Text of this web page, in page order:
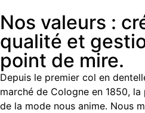
Nos valeurs :
qualité et
point de mire.
Depuis le premier col en
marché de Cologne en 1850, la
de la mode nous anime. Nous